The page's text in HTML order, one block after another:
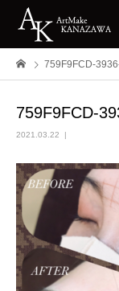
759F9FCD-
759F9FCD-
2021.03.22